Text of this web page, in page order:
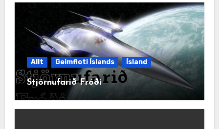
Allt Geimfloti Íslands Ísland
Stjörnufarið Fróði